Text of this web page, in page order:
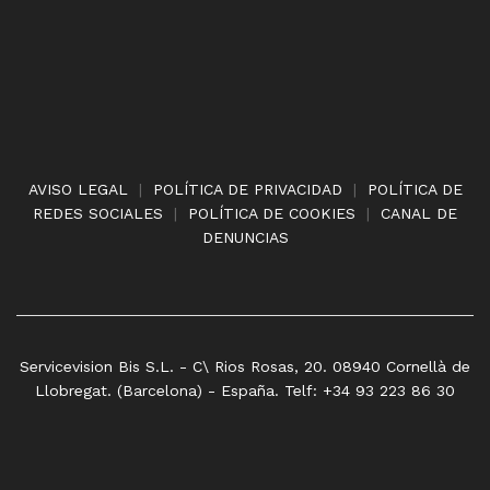
AVISO LEGAL| POLÍTICA DE PRIVACIDAD | POLÍTICA DE
REDES SOCIALES | POLÍTICA DE COOKIES | CANAL DE
DENUNCIAS
Servicevision Bis S.L. - C\ Rios Rosas, 20. 08940 Cornellà de
Llobregat. (Barcelona) - España. Telf: +34 93 223 86 30